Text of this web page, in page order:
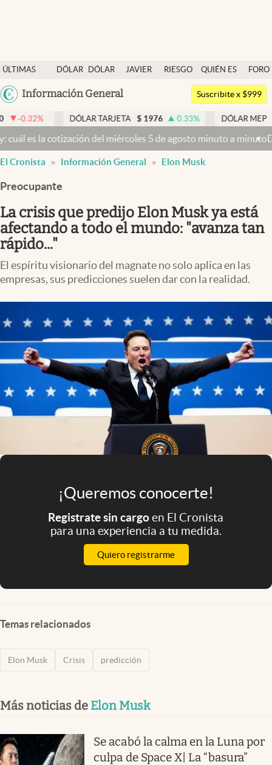
ÚLTIMAS
NOTICIAS
DÓLAR
DÓLAR
JAVIER
RIESGO
QUIÉN ES
QUIÉN
FORO
Argentina
México
Información General
Dólar
Members
Economía y Política
Finanzas y Mercados
Mercados Online
Negocios
Columnistas
Otras secciones
Infotechnology
Clase
Clima
Mundial 2026
Eventos Corporativos
El Cronista Studio
Mediakit
Suscribite x $999
DÓLAR TARJETA $ 1976 0.33% DÓLAR MEP $ 1518,45
del miércoles 5 de agosto minuto a minutoDólar hoy y
El Cronista Información General Elon Musk
Preocupante
La crisis que predijo Elon Musk ya está
afectando a todo el mundo: "avanza tan
rápido..."
El espíritu visionario del magnate no solo aplica en las
empresas, sus predicciones suelen dar con la realidad.
¡Queremos conocerte!
Registrate sin cargoen El Cronista
para una experiencia a tu medida.
Quiero registrarme
Temas relacionados
Elon Musk Crisis predicción
Más noticias de Elon Musk
Se acabó la calma en la Luna por
culpa de Space X| La “basura”